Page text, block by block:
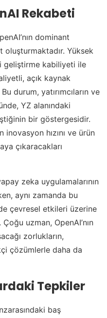
Rekabeti
dominant
oluşturmaktadır. Yüksek
geliştirme kabiliyeti ile
açık kaynak
durum, yatırımcıların ve
YZ alanındaki
bir göstergesidir.
hızını ve ürün
çıkaracakları
zeka uygulamalarının
aynı zamanda bu
çevresel etkileri üzerine
uzman, OpenAI’nın
zorlukların,
çözümlerle daha da
Tepkiler
baş